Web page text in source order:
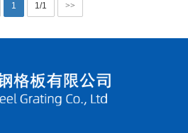
1 1/1 >>